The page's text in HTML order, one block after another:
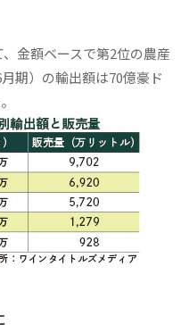
金額ベースで第2位の農産
期）の輸出額は70億豪ド